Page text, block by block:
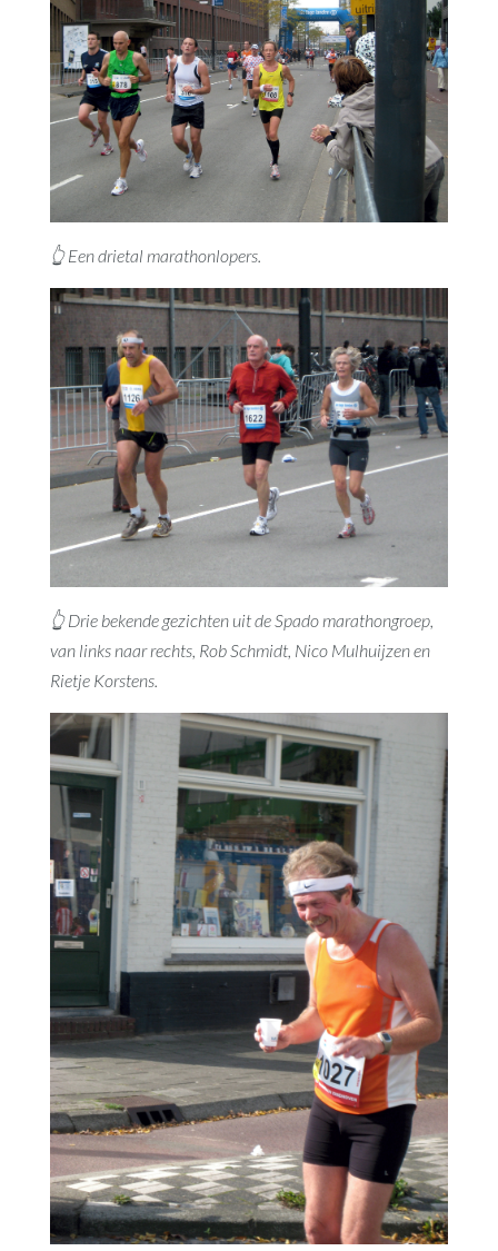
👆 Een drietal marathonlopers.
👆 Drie bekende gezichten uit de Spado marathongroep,
van links naar rechts, Rob Schmidt, Nico Mulhuijzen en
Rietje Korstens.